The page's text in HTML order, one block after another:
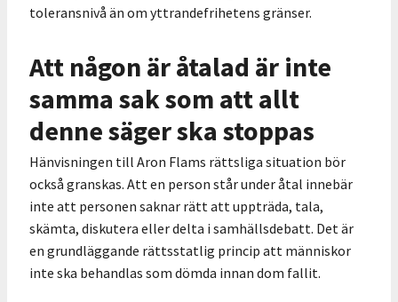
toleransnivå än om yttrandefrihetens gränser.
Att någon är åtalad är inte
samma sak som att allt
denne säger ska stoppas
Hänvisningen till Aron Flams rättsliga situation bör
också granskas. Att en person står under åtal innebär
inte att personen saknar rätt att uppträda, tala,
skämta, diskutera eller delta i samhällsdebatt. Det är
en grundläggande rättsstatlig princip att människor
inte ska behandlas som dömda innan dom fallit.